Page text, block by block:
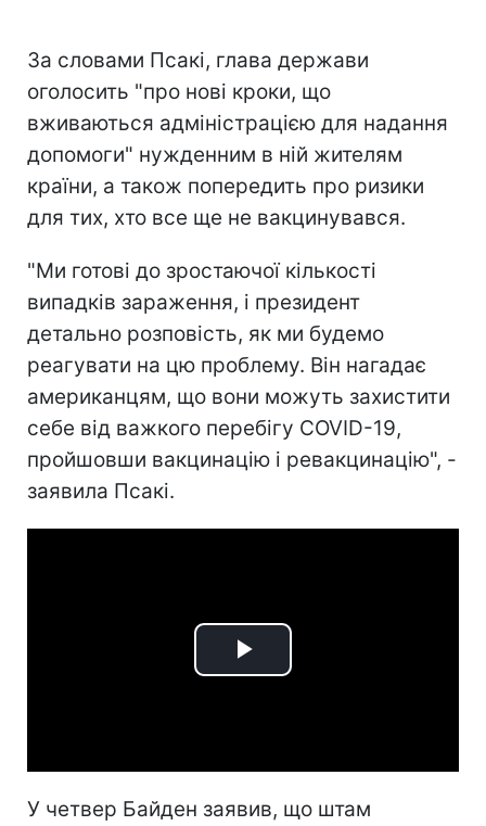
За словами Псакі, глава держави
оголосить "про нові кроки, що
вживаються адміністрацією для надання
допомоги" нужденним в ній жителям
країни, а також попередить про ризики
для тих, хто все ще не вакцинувався.
"Ми готові до зростаючої кількості
випадків зараження, і президент
детально розповість, як ми будемо
реагувати на цю проблему. Він нагадає
американцям, що вони можуть захистити
себе від важкого перебігу COVID-19,
пройшовши вакцинацію і ревакцинацію", -
заявила Псакі.
Play
У четвер Байден заявив, що штам